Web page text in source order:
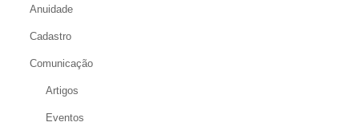
Anuidade
Cadastro
Comunicação
Artigos
Eventos